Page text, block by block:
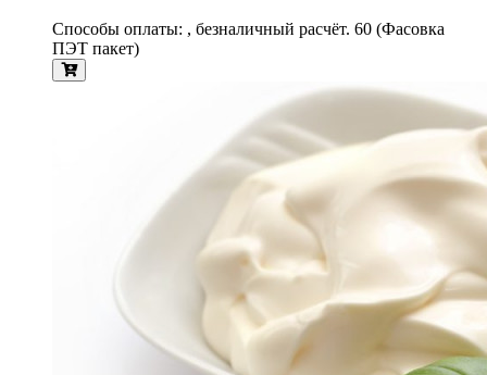
Способы оплаты: , безналичный расчёт. 60 (Фасовка
ПЭТ пакет)